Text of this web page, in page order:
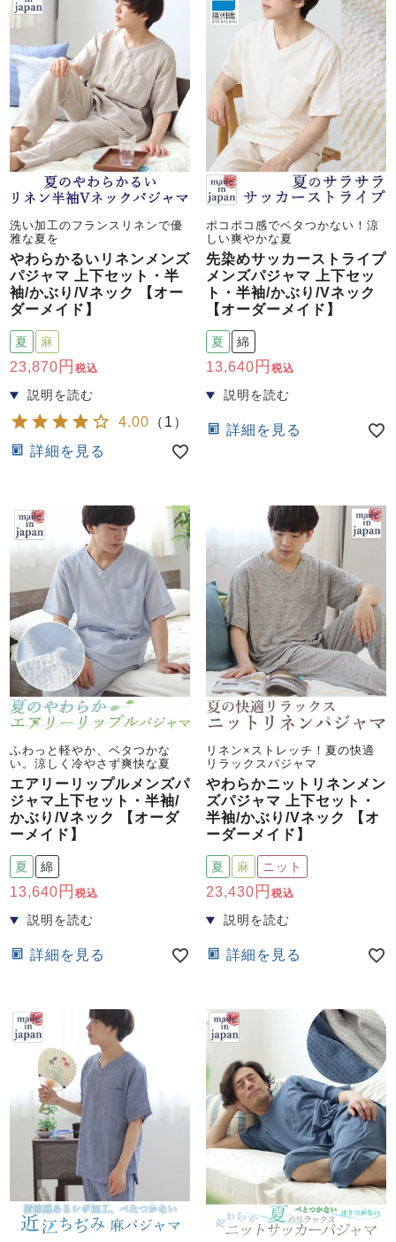
洗い加工のフランスリネンで優
雅な夏を
やわらかるいリネンメンズ
パジャマ 上下セット・半
袖/かぶり/Vネック 【オー
ダーメイド】
夏 麻
23,870 税込
4.00 （ 1 ）
詳細を見る
ポコポコ感でベタつかない！涼
しい爽やかな夏
先染めサッカーストライプ
メンズパジャマ 上下セッ
ト・半袖/かぶり/Vネック
【オーダーメイド】
夏 綿
13,640 税込
詳細を見る
ふわっと軽やか、ベタつかな
い。涼しく冷やさず爽快な夏
エアリーリップルメンズパ
ジャマ上下セット・半袖/
かぶり/Vネック 【オーダ
ーメイド】
夏 綿
13,640 税込
詳細を見る
リネン×ストレッチ！夏の快適
リラックスパジャマ
やわらかニットリネンメン
ズパジャマ 上下セット・
半袖/かぶり/Vネック 【オ
ーダーメイド】
夏 麻 ニット
23,430 税込
詳細を見る